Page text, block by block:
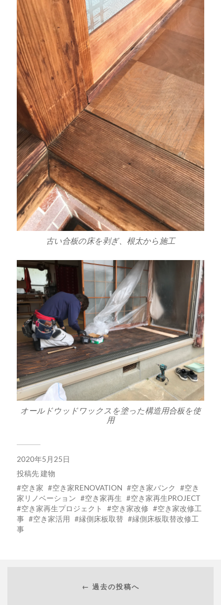
古い合板の床を剥ぎ、根太から施工
オールドウッドワックスを塗った構造用合板を使
用
2020年5月25日
投稿先建物
空き家
空き家RENOVATION 空き家バンク
空き
家リノベーション
空き家再生
空き家再生PROJECT
空き家再生プロジェクト
空き家改修
空き家改修工
事
空き家活用 縁側床板取替
縁側床板取替改修工
事
← 過去の投稿へ